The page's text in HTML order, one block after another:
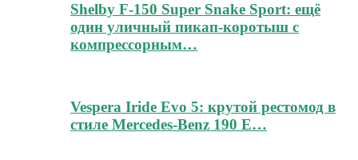
Shelby F-150 Super Snake Sport: ещё
один уличный пикап-коротыш с
компрессорным…
Vespera Iride Evo 5: крутой рестомод в
стиле Mercedes-Benz 190 E…